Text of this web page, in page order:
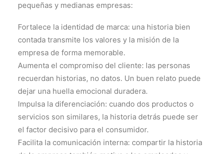
pequeñas y medianas empresas:
Fortalece la identidad de marca: una historia bien
contada transmite los valores y la misión de la
empresa de forma memorable.
Aumenta el compromiso del cliente: las personas
recuerdan historias, no datos. Un buen relato puede
dejar una huella emocional duradera.
Impulsa la diferenciación: cuando dos productos o
servicios son similares, la historia detrás puede ser
el factor decisivo para el consumidor.
Facilita la comunicación interna: compartir la historia